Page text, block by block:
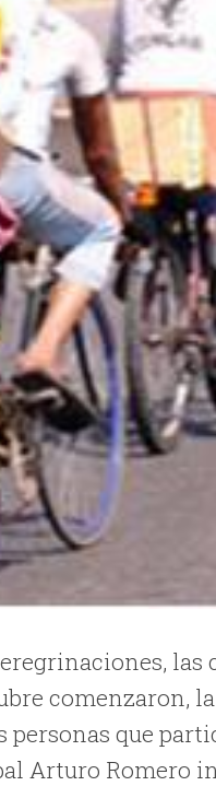
las
comenzaron,
que
Arturo Romero